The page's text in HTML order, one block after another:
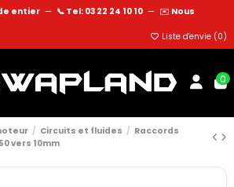
entier — 📞 Tel: 03 22 24 10 10 — ✉️ Nous
Liste d'envie (0)
0
Circuits et fluides
Raccords
vers 10mm